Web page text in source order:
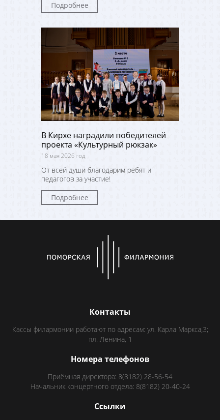
Подробнее
В Кирхе наградили победителей
проекта «Культурный рюкзак»
18 мая 2026 год
От всей души благодарим ребят и
педагогов за участие!
Подробнее
Контакты
Кассы филармонии работают по адресам: ул. Карла Маркса,3;
пл. Ленина, 1
Номера телефонов
Приёмная директора: 8(8182) 28-56-54
Начальник концертного отдела: 8(8182) 20-40-24
Ссылки